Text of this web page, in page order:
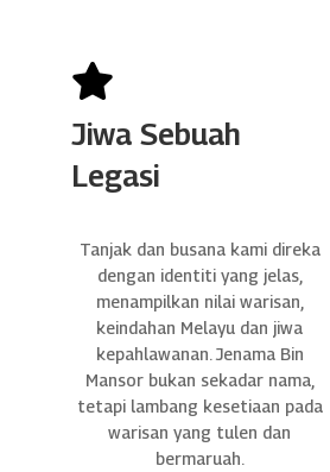

Jiwa Sebuah
Legasi
Tanjak dan busana kami direka
dengan identiti yang jelas,
menampilkan nilai warisan,
keindahan Melayu dan jiwa
kepahlawanan. Jenama Bin
Mansor bukan sekadar nama,
tetapi lambang kesetiaan pada
warisan yang tulen dan
bermaruah.